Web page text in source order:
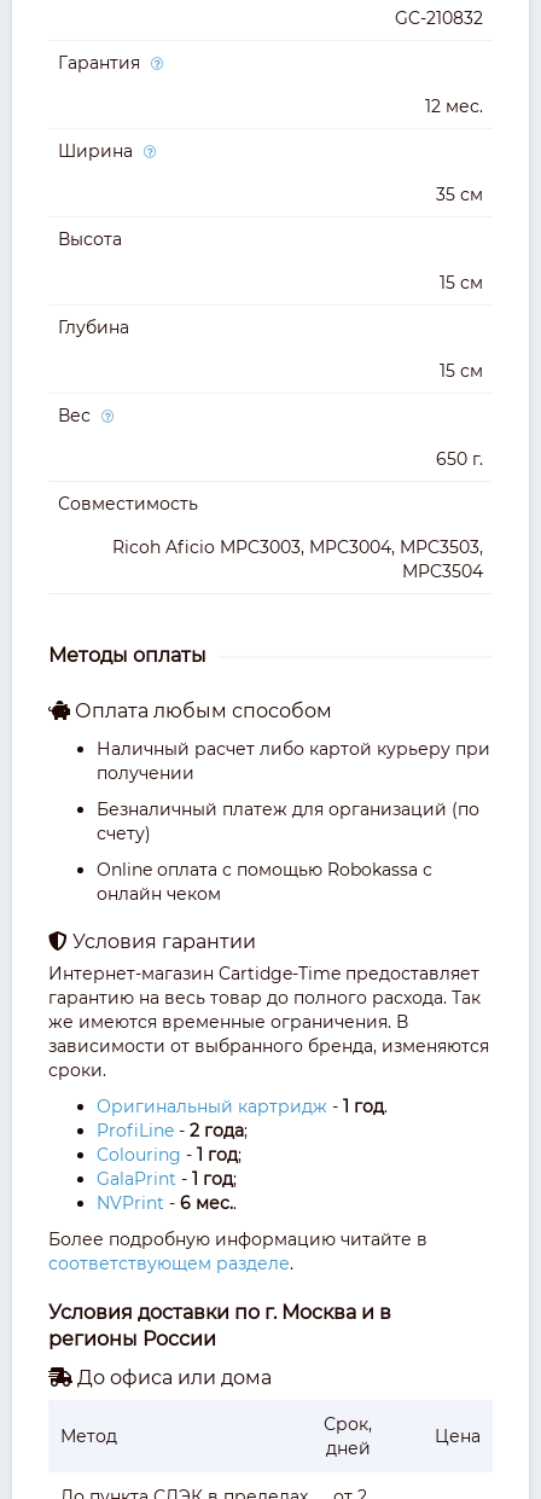
GC-210832
Гарантия
12 мес.
Ширина
35 см
Высота
15 см
Глубина
15 см
Вес
650 г.
Совместимость
Ricoh Aficio MPC3003, MPC3004, MPC3503,
MPC3504
Методы оплаты
Оплата любым способом
Наличный расчет либо картой курьеру при
получении
Безналичный платеж для организаций (по
счету)
Online оплата с помощью Robokassa с
онлайн чеком
Условия гарантии
Интернет-магазин Cartidge-Time предоставляет
гарантию на весь товар до полного расхода. Так
же имеются временные ограничения. В
зависимости от выбранного бренда, изменяются
сроки.
Оригинальный картридж - 1 год.
ProfiLine - 2 года;
Colouring - 1 год;
GalaPrint - 1 год;
NVPrint - 6 мес..
Более подробную информацию читайте в
соответствующем разделе.
Условия доставки по г. Москва и в
регионы России
До офиса или дома
Метод
Срок,
дней
Цена